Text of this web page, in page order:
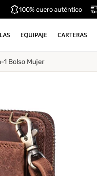
100% cuero auténtico
EQUIPAJE CARTERAS
1 Bolso Mujer